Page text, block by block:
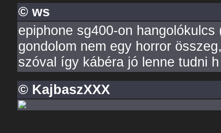
© ws
epiphone sg400-on
gondolom nem egy horror
szóval így kábéra jó lenne tudni
© KajbaszXXX